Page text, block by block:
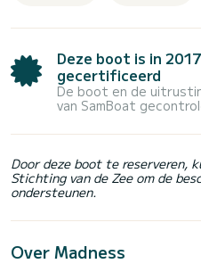
Deze boot is in
gecertificeerd
De boot en de
van SamBoat
Door deze boot te reserveren,
Stichting van de Zee om de
ondersteunen.
Over Madness